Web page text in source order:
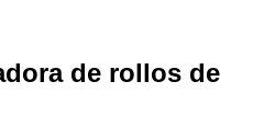
de rollos de